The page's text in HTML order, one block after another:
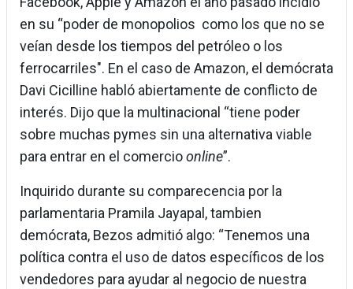
en su “poder de monopolios como los que no se
veían desde los tiempos del petróleo o los
ferrocarriles". En el caso de Amazon, el demócrata
Davi Cicilline habló abiertamente de conflicto de
interés. Dijo que la multinacional “tiene poder
sobre muchas pymes sin una alternativa viable
para entrar en el comercioonline”.
Inquirido durante su comparecencia por la
parlamentaria Pramila Jayapal, tambien
demócrata, Bezos admitió algo: “Tenemos una
política contra el uso de datos específicos de los
vendedores para ayudar al negocio de nuestra